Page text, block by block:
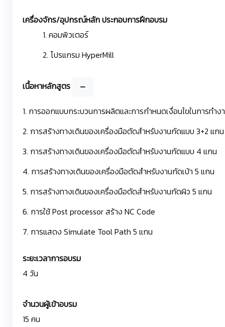
เครื่องจักร/อุปกรณ์หลัก ประกอบการฝึกอบรม
1. คอมพิวเตอร์
2. โปรแกรม HyperMill
เนื้อหาหลักสูตร
1. การออกแบบกระบวนการผลิตและการกำหนดเงื่อนไขในการทำง
2. การสร้างทางเดินของเครื่องมือตัดสำหรับงานกัดแบบ 3+2 แกน
3. การสร้างทางเดินของเครื่องมือตัดสำหรับงานกัดแบบ 4 แกน
4. การสร้างทางเดินของเครื่องมือตัดสำหรับงานกัดเบ้า 5 แกน
5. การสร้างทางเดินของเครื่องมือตัดสำหรับงานกัดผิว 5 แกน
6. การใช้ Post processor สร้าง NC Code
7. การแสดง Simulate Tool Path 5 แกน
ระยะเวลาการอบรม
4 วัน
จำนวนผู้เข้าอบรม
15 คน